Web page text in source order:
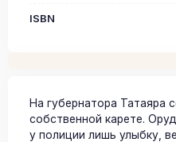
ISBN
На губернатора Татаяра
собственной карете.
у полиции лишь улыбку,